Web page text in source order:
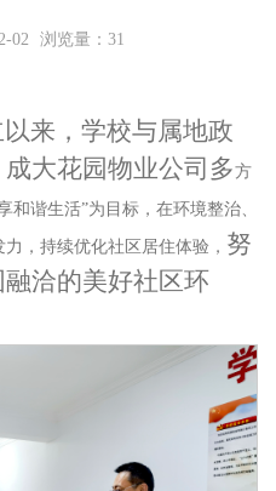
02 浏览量： 31
来， 学校与属地政
成大花园物业公司多方
和谐生活”为目标，在环境整治、
，持续优化社区居住体验， 努
洽的美好社区环